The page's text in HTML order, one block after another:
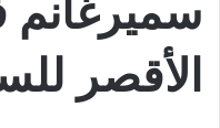
الأقصر